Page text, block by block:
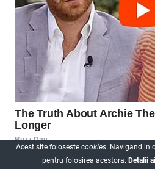
Acest site foloseste cookies. Navigand in
pentru folosirea acestora. Detalii